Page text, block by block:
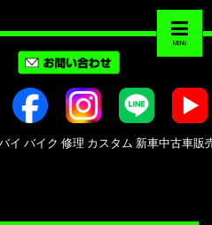
MENU
イク 修理 カスタム 新車中古車販売